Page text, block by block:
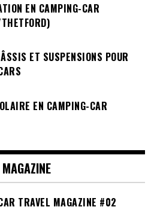
EN CAMPING-CAR
ET SUSPENSIONS POUR
EN CAMPING-CAR
TRAVEL MAGAZINE #02